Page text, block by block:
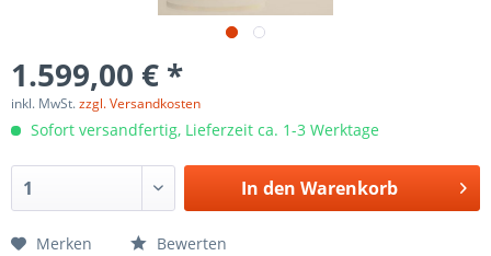
1.599,00 € *
inkl. MwSt.zzgl. Versandkosten
Sofort versandfertig, Lieferzeit ca. 1-3 Werktage
In den Warenkorb
Merken Bewerten